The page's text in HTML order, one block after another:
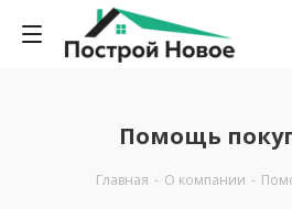
Помощь
Главная - О компании -